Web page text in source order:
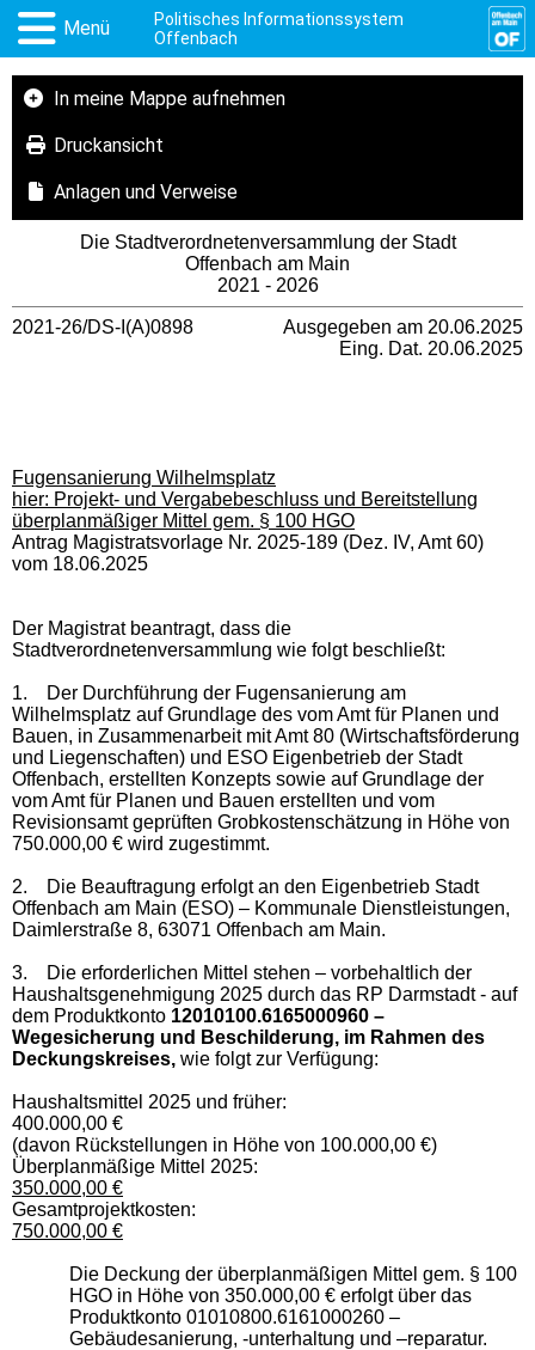
Menü
Politisches Informationssystem
Offenbach
In meine Mappe aufnehmen
Druckansicht
Anlagen und Verweise
Die Stadtverordnetenversammlung der Stadt
Offenbach am Main
2021 - 2026
2021-26/DS-I(A)0898
Ausgegeben am 20.06.2025
Eing. Dat. 20.06.2025
Fugensanierung Wilhelmsplatz
hier: Projekt- und Vergabebeschluss und Bereitstellung
überplanmäßiger Mittel gem. § 100 HGO
Antrag Magistratsvorlage Nr. 2025-189 (Dez. IV, Amt 60)
vom 18.06.2025
Der Magistrat beantragt, dass die
Stadtverordnetenversammlung wie folgt beschließt:
1.
Der Durchführung der Fugensanierung am
Wilhelmsplatz auf Grundlage des vom Amt für Planen und
Bauen, in Zusammenarbeit mit Amt 80 (Wirtschaftsförderung
und Liegenschaften) und ESO Eigenbetrieb der Stadt
Offenbach, erstellten Konzepts sowie auf Grundlage der
vom Amt für Planen und Bauen erstellten und vom
Revisionsamt geprüften Grobkostenschätzung in Höhe von
750.000,00 € wird zugestimmt.
2.
Die Beauftragung erfolgt an den Eigenbetrieb Stadt
Offenbach am Main (ESO) – Kommunale Dienstleistungen,
Daimlerstraße 8, 63071 Offenbach am Main.
3.
Die erforderlichen Mittel stehen – vorbehaltlich der
Haushaltsgenehmigung 2025 durch das RP Darmstadt - auf
dem Produktkonto 12010100.6165000960 –
Wegesicherung und Beschilderung, im Rahmen des
Deckungskreises, wie folgt zur Verfügung:
Haushaltsmittel 2025 und früher:
400.000,00 €
(davon Rückstellungen in Höhe von 100.000,00 €)
Überplanmäßige Mittel 2025:
350.000,00 €
Gesamtprojektkosten:
750.000,00 €
Die Deckung der überplanmäßigen Mittel gem. § 100
HGO in Höhe von 350.000,00 € erfolgt über das
Produktkonto 01010800.6161000260 –
Gebäudesanierung, -unterhaltung und –reparatur.